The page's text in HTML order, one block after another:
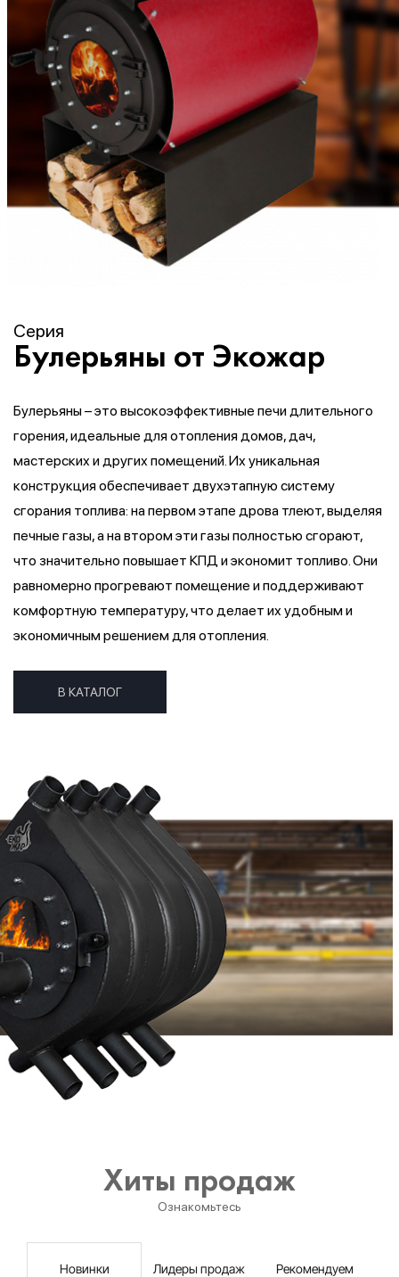
Серия
Булерьяны от Экожар
Булерьяны – это высокоэффективные печи длительного
горения, идеальные для отопления домов, дач,
мастерских и других помещений. Их уникальная
конструкция обеспечивает двухэтапную систему
сгорания топлива: на первом этапе дрова тлеют, выделяя
печные газы, а на втором эти газы полностью сгорают,
что значительно повышает КПД и экономит топливо. Они
равномерно прогревают помещение и поддерживают
комфортную температуру, что делает их удобным и
экономичным решением для отопления.
В КАТАЛОГ
Хиты продаж
Ознакомьтесь
Новинки Лидеры продаж Рекомендуем